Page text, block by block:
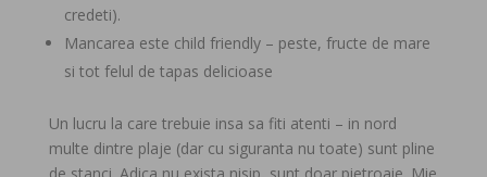
credeti).
Mancarea este child friendly – peste, fructe de mare
si tot felul de tapas delicioase
Un lucru la care trebuie insa sa fiti atenti – in nord
multe dintre plaje (dar cu siguranta nu toate) sunt pline